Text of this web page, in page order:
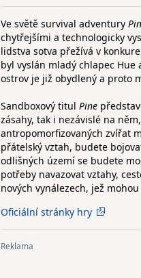
Ve světě survival adventury
chytřejšími a technologicky
lidstva sotva přežívá v
byl vyslán mladý chlapec Hue
ostrov je již obydlený a proto
Sandboxový titul Pine
zásahy, tak i nezávislé na
antropomorfizovaných zvířat
přátelský vztah, budete
odlišných území se budete
potřeby navazovat vztahy,
nových vynálezech, jež
Oficiální stránky hry